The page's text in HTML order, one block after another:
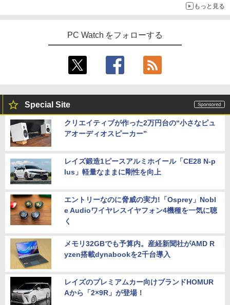
もっと見る
PC Watch をフォローする
Special Site
クリエイティブが作った2万円台の“小さなピュ
アオーディオスピーカー”
レイズ鍛造1ピースアルミホイール「CE28 N-p
lus」軽量なままに剛性を向上
エントリーなのに脅威の実力!「Osprey」Nobl
e Audioワイヤレスイヤフォン4機種を一気に聴
く
メモリ32GBでも予算内。産経新聞社がAMD R
yzen搭載dynabookを2千台導入
レイズのプレミアムカー向けブランドHOMUR
Aから「2×9R」が登場！